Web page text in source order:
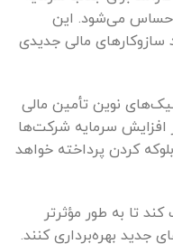
احساس می‌شود. این
مالی جدیدی
نوین تأمین مالی
افزایش سرمایه شرکت‌ها
کردن پرداخته خواهد
تا به طور مؤثرتر
جدید بهره‌برداری کنند.